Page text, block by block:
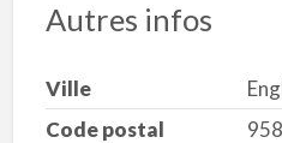
Autres infos
Ville
Code postal